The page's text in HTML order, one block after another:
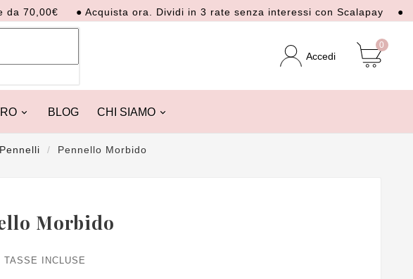
● Acquista ora. Dividi in 3 rate senza interessi con Scalapay ●
Accedi
0
BLOG CHI SIAMO
Pennelli Pennello Morbido
Morbido
TASSE INCLUSE